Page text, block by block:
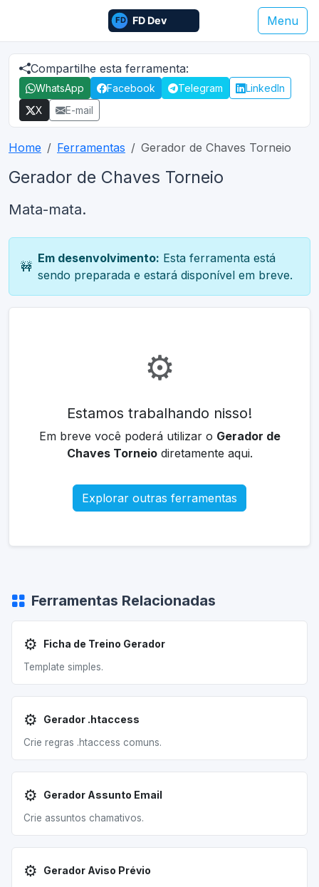
Menu
Compartilhe esta ferramenta:
WhatsApp Facebook Telegram
LinkedIn
X
E-mail
Home Ferramentas Gerador de Chaves Torneio
Gerador de Chaves Torneio
Mata-mata.
🚧
Em desenvolvimento: Esta ferramenta está
sendo preparada e estará disponível em breve.
⚙️
Estamos trabalhando nisso!
Em breve você poderá utilizar o Gerador de
Chaves Torneiodiretamente aqui.
Explorar outras ferramentas
Ferramentas Relacionadas
⚙️ Ficha de Treino Gerador
Template simples.
⚙️ Gerador .htaccess
Crie regras .htaccess comuns.
⚙️ Gerador Assunto Email
Crie assuntos chamativos.
⚙️ Gerador Aviso Prévio